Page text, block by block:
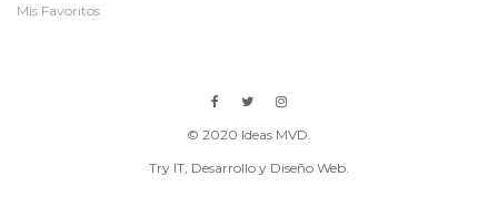
Mis Favoritos
© 2020 Ideas MVD.
Try IT, Desarrollo y Diseño Web.